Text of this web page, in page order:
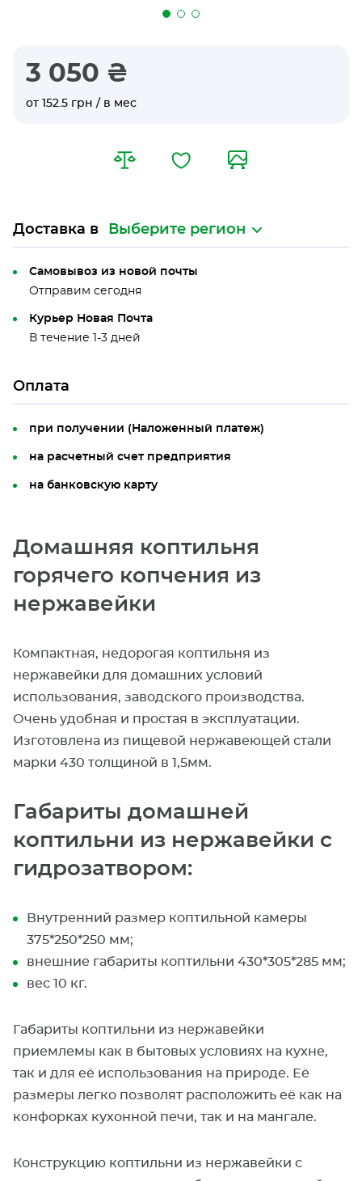
3 050 ₴
от 152.5 грн / в мес
Доставка в Выберите регион
Самовывоз из новой почты
Отправим сегодня
Курьер Новая Почта
В течение 1-3 дней
Оплата
при получении (Наложенный платеж)
на расчетный счет предприятия
на банковскую карту
Домашняя коптильня
горячего копчения из
нержавейки
Компактная, недорогая коптильня из
нержавейки для домашних условий
использования, заводского производства.
Очень удобная и простая в эксплуатации.
Изготовлена из пищевой нержавеющей стали
марки 430 толщиной в 1,5мм.
Габариты домашней
коптильни из нержавейки с
гидрозатвором:
Внутренний размер коптильной камеры
375*250*250 мм;
внешние габариты коптильни 430*305*285 мм;
вес 10 кг.
Габариты коптильни из нержавейки
приемлемы как в бытовых условиях на кухне,
так и для её использования на природе. Её
размеры легко позволят расположить её как на
конфорках кухонной печи, так и на мангале.
Конструкцию коптильни из нержавейки с